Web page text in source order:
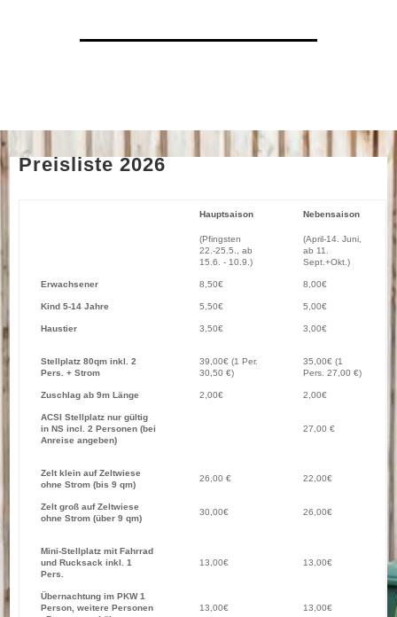
Preisliste 2026
Hauptsaison Nebensaison
(Pfingsten
22.-25.5., ab
15.6. - 10.9.)
(April-14. Juni,
ab 11.
Sept.+Okt.)
Erwachsener 8,50€ 8,00€
Kind 5-14 Jahre 5,50€ 5,00€
Haustier 3,50€ 3,00€
Stellplatz 80qm inkl. 2
Pers. + Strom
39,00€ (1 Per.
30,50 €)
35,00€ (1
Pers. 27,00 €)
Zuschlag ab 9m Länge 2,00€ 2,00€
ACSI Stellplatz nur gültig
in NS incl. 2 Personen (bei
Anreise angeben)
27,00 €
Zelt klein auf Zeltwiese
ohne Strom (bis 9 qm)
26,00 € 22,00€
Zelt groß auf Zeltwiese
ohne Strom (über 9 qm)
30,00€ 26,00€
Mini-Stellplatz mit Fahrrad
und Rucksack inkl. 1
Pers.
13,00€ 13,00€
Übernachtung im PKW 1
Person, weitere Personen
13,00€ 13,00€